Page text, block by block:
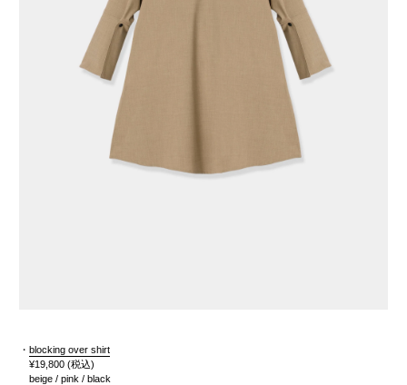
・ blocking over shirt
¥19,800 (税込)
beige / pink / black